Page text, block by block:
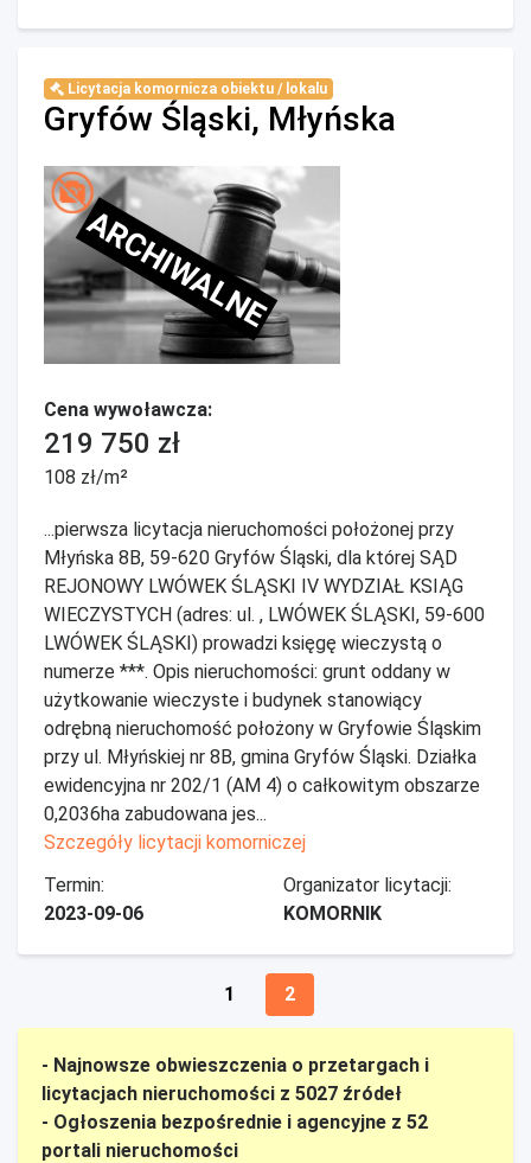
Licytacja komornicza obiektu / lokalu
Gryfów Śląski, Młyńska
ARCHIWALNE
Cena wywoławcza:
219 750 zł
108 zł/m²
...pierwsza licytacja nieruchomości położonej przy
Młyńska 8B, 59-620 Gryfów Śląski, dla której SĄD
REJONOWY LWÓWEK ŚLĄSKI IV WYDZIAŁ KSIĄG
WIECZYSTYCH (adres: ul. , LWÓWEK ŚLĄSKI, 59-600
LWÓWEK ŚLĄSKI) prowadzi księgę wieczystą o
numerze ***. Opis nieruchomości: grunt oddany w
użytkowanie wieczyste i budynek stanowiący
odrębną nieruchomość położony w Gryfowie Śląskim
przy ul. Młyńskiej nr 8B, gmina Gryfów Śląski. Działka
ewidencyjna nr 202/1 (AM 4) o całkowitym obszarze
0,2036ha zabudowana jes...
Szczegóły licytacji komorniczej
Termin:
2023-09-06
Organizator licytacji:
KOMORNIK
1 2
- Najnowsze obwieszczenia o przetargach i
licytacjach nieruchomości z 5027 źródeł
- Ogłoszenia bezpośrednie i agencyjne z 52
portali nieruchomości